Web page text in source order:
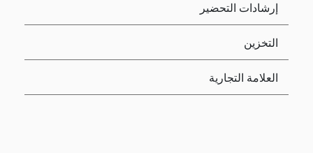
إرشادات التحضير
التخزين
العلامة التجارية